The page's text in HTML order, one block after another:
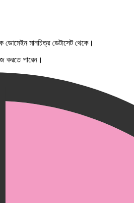
ডোমেইন মানচিত্র ডেটাসেট থেকে।
করতে পারেন।